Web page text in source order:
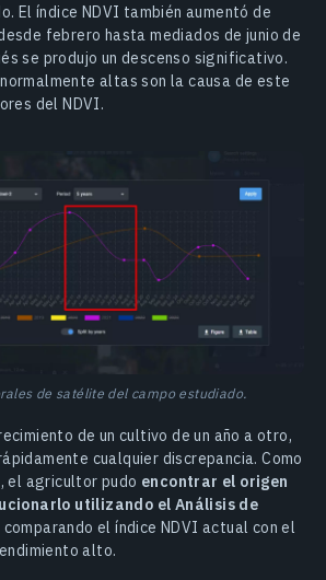
El índice NDVI también aumentó de
febrero hasta mediados de junio de
se produjo un descenso significativo.
altas son la causa de este
del NDVI.
de satélite del campo estudiado.
de un cultivo de un año a otro,
cualquier discrepancia. Como
el agricultor pudo encontrar el origen
utilizando el Análisis de
comparando el índice NDVI actual con el
alto.